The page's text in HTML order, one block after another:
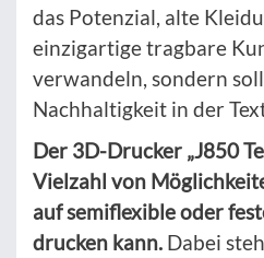
das Potenzial, alte
einzigartige tragbare
verwandeln, sondern
Nachhaltigkeit in der
Der 3D-Drucker „J850
Vielzahl von
auf semiflexible oder
drucken kann. Dabei